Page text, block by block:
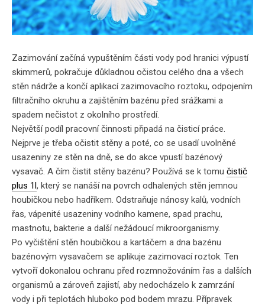
Zazimování začíná vypuštěním části vody pod hranici výpustí
skimmerů, pokračuje důkladnou očistou celého dna a všech
stěn nádrže a končí aplikací zazimovacího roztoku, odpojením
filtračního okruhu a zajištěním bazénu před srážkami a
spadem nečistot z okolního prostředí.
Největší podíl pracovní činnosti připadá na čisticí práce.
Nejprve je třeba očistit stěny a poté, co se usadí uvolněné
usazeniny ze stěn na dně, se do akce vpustí bazénový
vysavač. A čím čistit stěny bazénu? Používá se k tomu čistič
plus 1l, který se nanáší na povrch odhalených stěn jemnou
houbičkou nebo hadříkem. Odstraňuje nánosy kalů, vodních
řas, vápenité usazeniny vodního kamene, spad prachu,
mastnotu, bakterie a další nežádoucí mikroorganismy.
Po vyčištění stěn houbičkou a kartáčem a dna bazénu
bazénovým vysavačem se aplikuje zazimovací roztok. Ten
vytvoří dokonalou ochranu před rozmnožováním řas a dalších
organismů a zároveň zajistí, aby nedocházelo k zamrzání
vody i při teplotách hluboko pod bodem mrazu. Přípravek